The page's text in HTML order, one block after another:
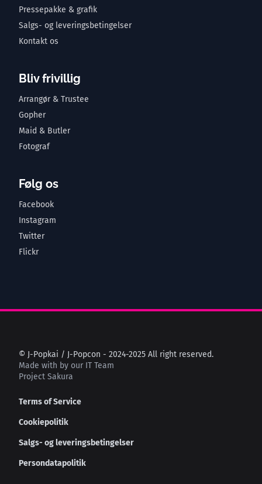
Pressepakke & grafik
Salgs- og leveringsbetingelser
Kontakt os
Bliv frivillig
Arrangør & Trustee
Gopher
Maid & Butler
Fotograf
Følg os
Facebook
Instagram
Twitter
Flickr
© J-Popkai / J-Popcon - 2024-2025 All right reserved.
Made with by our IT Team
Project Sakura
Terms of Service
Cookiepolitik
Salgs- og leveringsbetingelser
Persondatapolitik